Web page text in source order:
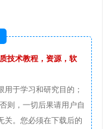
技术教程，资源，软
于学习和研究目的；
则，一切后果请用户自
关。您必须在下载后的